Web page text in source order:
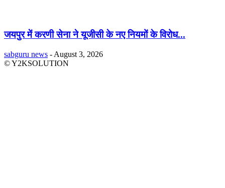
जयपुर में करणी सेना ने यूजीसी के नए नियमों के विरोध...
sabguru news - August 3, 2026
© Y2KSOLUTION